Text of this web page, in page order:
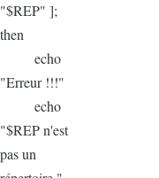
"$REP" ];
then
echo
"Erreur !!!"
echo
"$REP n'est
pas un